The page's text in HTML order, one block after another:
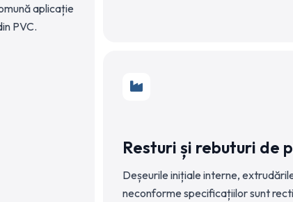
aplicație
PVC.
Resturi și rebuturi de
Deșeurile inițiale interne,
neconforme specificațiilor sunt